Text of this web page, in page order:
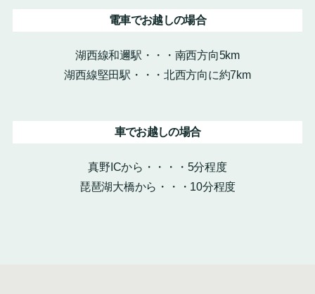
電車でお越しの場合
湖西線和邇駅・・・南西方向5km
湖西線堅田駅・・・北西方向に約7km
車でお越しの場合
真野ICから・・・・5分程度
琵琶湖大橋から・・・10分程度